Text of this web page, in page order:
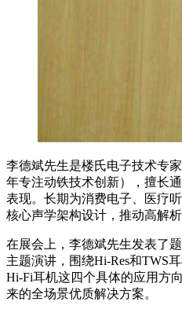
李德斌先生是楼氏电子技术专
年专注动铁技术创新），擅长
表现。长期为消费电子、医疗
核心声学架构设计，推动高解
在展会上，李德斌先生发表了
主题演讲，围绕Hi-Res和TWS
Hi-Fi耳机这四个具体的应用方
来的全场景优质解决方案。